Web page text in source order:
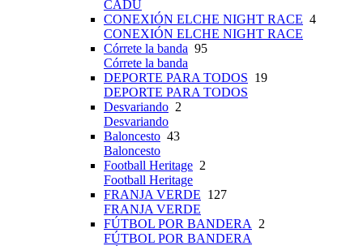
CADU
CONEXIÓN ELCHE NIGHT RACE 4
CONEXIÓN ELCHE NIGHT RACE
Córrete la banda 95
Córrete la banda
DEPORTE PARA TODOS 19
DEPORTE PARA TODOS
Desvariando 2
Desvariando
Baloncesto 43
Baloncesto
Football Heritage 2
Football Heritage
FRANJA VERDE 127
FRANJA VERDE
FÚTBOL POR BANDERA 2
FÚTBOL POR BANDERA